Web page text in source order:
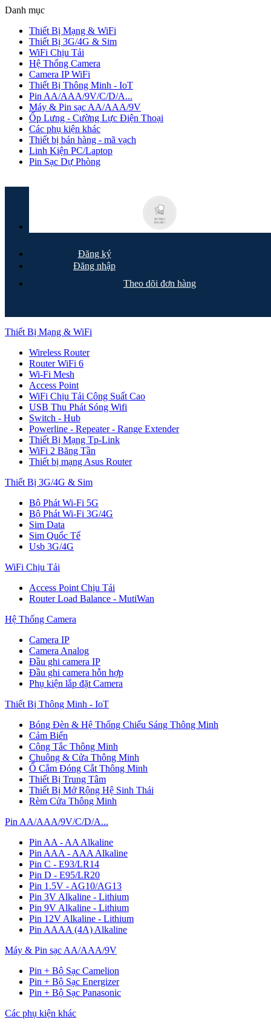
Danh mục
Thiết Bị Mạng & WiFi
Thiết Bị 3G/4G & Sim
WiFi Chịu Tải
Hệ Thống Camera
Camera IP WiFi
Thiết Bị Thông Minh - IoT
Pin AA/AAA/9V/C/D/A...
Máy & Pin sạc AA/AAA/9V
Ốp Lưng - Cường Lực Điện Thoại
Các phụ kiện khác
Thiết bị bán hàng - mã vạch
Linh Kiện PC/Laptop
Pin Sạc Dự Phòng
Đăng ký
Đăng nhập
Theo dõi đơn hàng
Thiết Bị Mạng & WiFi
Wireless Router
Router WiFi 6
Wi-Fi Mesh
Access Point
WiFi Chịu Tải Công Suất Cao
USB Thu Phát Sóng Wifi
Switch - Hub
Powerline - Repeater - Range Extender
Thiết Bị Mạng Tp-Link
WiFi 2 Băng Tần
Thiết bị mạng Asus Router
Thiết Bị 3G/4G & Sim
Bộ Phát Wi-Fi 5G
Bộ Phát Wi-Fi 3G/4G
Sim Data
Sim Quốc Tế
Usb 3G/4G
WiFi Chịu Tải
Access Point Chịu Tải
Router Load Balance - MutiWan
Hệ Thống Camera
Camera IP
Camera Analog
Đầu ghi camera IP
Đầu ghi camera hỗn hợp
Phụ kiện lắp đặt Camera
Thiết Bị Thông Minh - IoT
Bóng Đèn & Hệ Thống Chiếu Sáng Thông Minh
Cảm Biến
Công Tắc Thông Minh
Chuông & Cửa Thông Minh
Ổ Cắm Đóng Cắt Thông Minh
Thiết Bị Trung Tâm
Thiết Bị Mở Rộng Hệ Sinh Thái
Rèm Cửa Thông Minh
Pin AA/AAA/9V/C/D/A...
Pin AA - AA Alkaline
Pin AAA - AAA Alkaline
Pin C - E93/LR14
Pin D - E95/LR20
Pin 1.5V - AG10/AG13
Pin 3V Alkaline - Lithium
Pin 9V Alkaline - Lithium
Pin 12V Alkaline - Lithium
Pin AAAA (4A) Alkaline
Máy & Pin sạc AA/AAA/9V
Pin + Bộ Sạc Camelion
Pin + Bộ Sạc Energizer
Pin + Bộ Sạc Panasonic
Các phụ kiện khác